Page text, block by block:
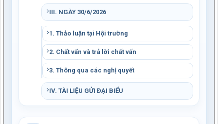
III. NGÀY 30/6/2026
1. Thảo luận tại Hội trường
2. Chất vấn và trả lời chất vấn
3. Thông qua các nghị quyết
IV. TÀI LIỆU GỬI ĐẠI BIỂU